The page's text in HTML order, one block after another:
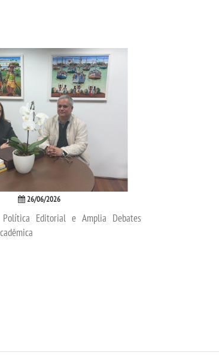
26/06/2026
Política Editorial e Amplia Debates